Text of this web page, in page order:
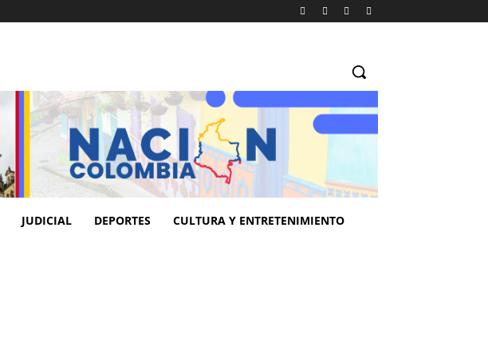
JUDICIAL DEPORTES CULTURA Y ENTRETENIMIENTO